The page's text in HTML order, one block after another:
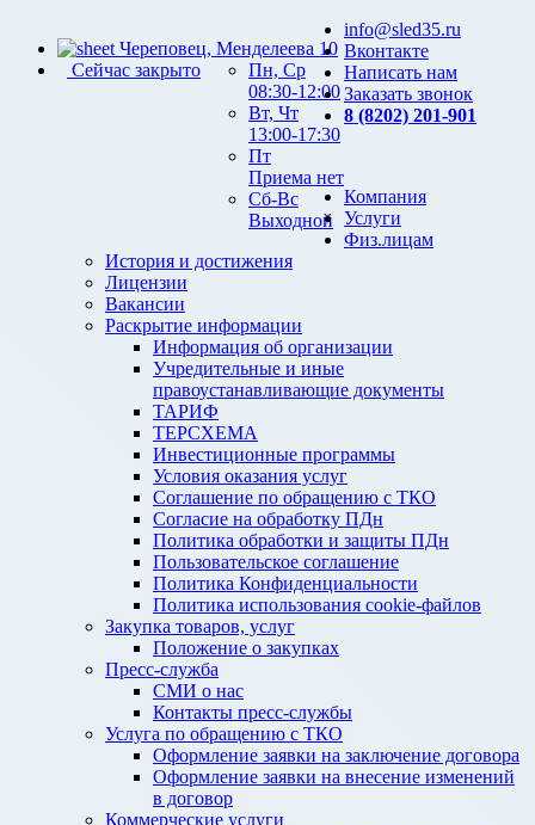
Череповец, Менделеева 10
Сейчас закрыто
Пн, Ср
08:30-12:00
Вт, Чт
13:00-17:30
Пт
Приема нет
Сб-Вс
Выходной
info@sled35.ru
Вконтакте
Написать нам
Заказать звонок
8 (8202) 201-901
Компания
История и достижения
Лицензии
Вакансии
Раскрытие информации
Информация об организации
Учредительные и иные
правоустанавливающие документы
ТАРИФ
ТЕРСХЕМА
Инвестиционные программы
Условия оказания услуг
Соглашение по обращению с ТКО
Согласие на обработку ПДн
Политика обработки и защиты ПДн
Пользовательское соглашение
Политика Конфиденциальности
Политика использования cookie-файлов
Закупка товаров, услуг
Положение о закупках
Пресс-служба
СМИ о нас
Контакты пресс-службы
Услуги
Услуга по обращению с ТКО
Оформление заявки на заключение договора
Оформление заявки на внесение изменений
в договор
Коммерческие услуги
Физ.лицам